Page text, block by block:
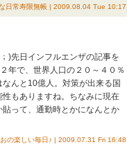
日常寿限無帳 | 2009.08.04 Tue 10:17
)先日インフルエンザの記事を
年で、世界人口の２０～４０％
んと10億人。対策が出来る国
もありますね。ちなみに現在
って、通勤時とかになんとか
の楽しい毎日♪ | 2009.07.31 Fri 16:48